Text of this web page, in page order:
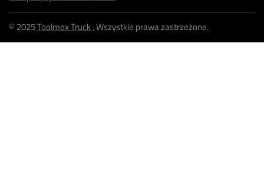
© 2025Toolmex Truck, Wszystkie prawa zastrzeżone.